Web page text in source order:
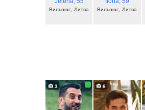
Вильнюс, Литва Вильнюс, Литва
3 6